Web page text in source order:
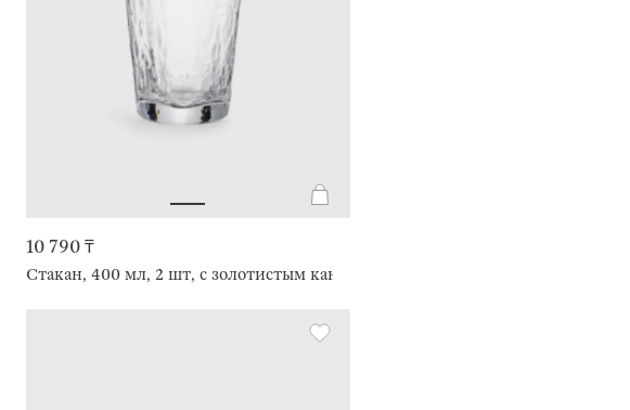
10 790 ₸
Стакан, 400 мл, 2 шт, с золотистым кантом, Triangle Gold